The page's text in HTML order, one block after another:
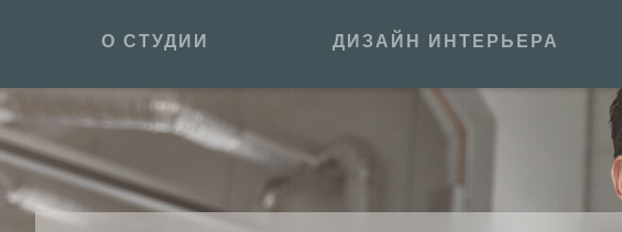
ДИЗАЙН ИНТЕРЬЕРА
О СТУДИИ